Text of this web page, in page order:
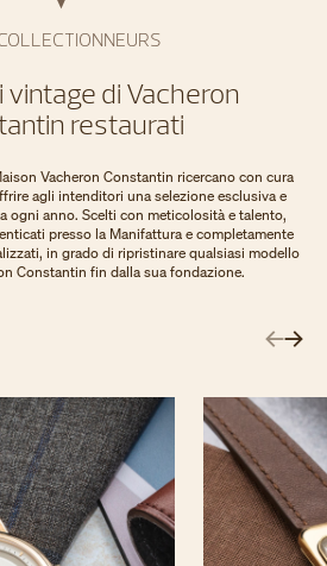
vintage di Vacheron
restaurati
Vacheron Constantin ricercano con cura
agli intenditori una selezione esclusiva e
ogni anno. Scelti con meticolosità e talento,
presso la Manifattura e completamente
in grado di ripristinare qualsiasi modello
Constantin fin dalla sua fondazione.